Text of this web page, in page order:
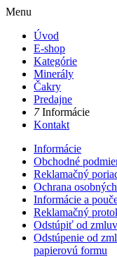
Menu
Úvod
E-shop
Kategórie
Minerály
Čakry
Predajne
7Informácie
Kontakt
Informácie
Obchodné
Reklamačný
Ochrana
Informácie a
Reklamačný
Odstúpiť od
Odstúpenie od
papierovú formu